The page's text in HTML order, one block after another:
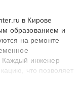
в Кирове
образованием и
на ремонте
Каждый инженер
что позволяет
Наши мастера